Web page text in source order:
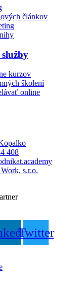
článkov
kurzov
školení
online
408
s.r.o.
Twitter